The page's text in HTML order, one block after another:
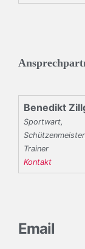
Benedikt
Sportwart,
Trainer
Kontakt
Email